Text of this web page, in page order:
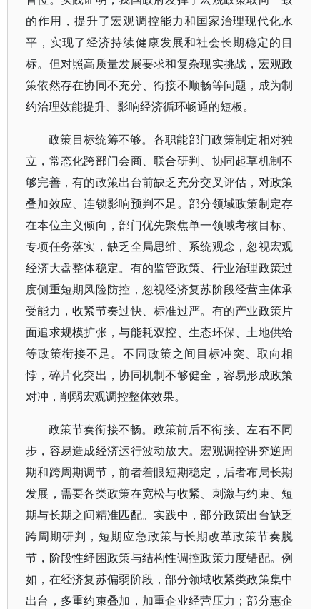
的作用，提升了宏观调控能力和国家治理现代化水
平，实现了经济持续健康发展和社会长期稳定的目
标。但对照高质量发展要求和复杂现实挑战，宏观政
策依然存在协同不充分、衔接不顺畅等问题，成为制
约治理效能提升、影响经济循环畅通的短板。
政策目标统筹不够。各职能部门政策制定相对独
立，常态化跨部门会商、联合研判、协同起草机制不
够完善，有的政策出台前缺乏充分交叉评估，对政策
叠加效应、连锁影响预判不足。部分领域政策制定存
在本位主义倾向，部门优先聚焦单一领域考核目标、
专项任务落实，缺乏全局思维、系统观念，忽视宏观
经济大盘整体稳定。有的监管政策、行业治理政策过
度侧重短期风险防控，忽视经济复苏阶段经营主体承
受能力，收紧节奏过快、标准过严。有的产业政策片
面追求规模扩张，与能耗双控、生态环保、土地供给
等政策衔接不足。不同政策之间目标冲突、取向相
悖，碎片化突出，协同机制不够健全，容易形成政策
对冲，削弱宏观调控整体效果。
政策节奏衔接不畅。政策前后不衔接、左右不同
步，容易造成经济运行波动放大。宏观调控讲究逆周
期和跨周期调节，前者着眼短期稳定，后者布局长期
发展，需要各类政策在宽松与收紧、刺激与约束、短
期与长期之间精准匹配。实践中，部分政策出台缺乏
跨周期研判，短期应急政策与长期改革政策节奏脱
节，阶段性纾困政策与结构性调控政策力度错配。例
如，在经济复苏偏弱阶段，部分领域收紧类政策集中
出台，多重约束叠加，加重企业经营压力；部分惠企